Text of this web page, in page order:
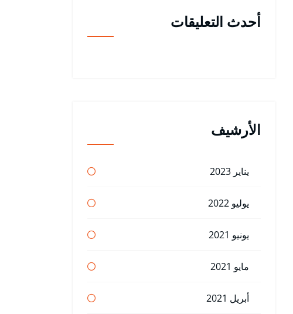
أحدث التعليقات
الأرشيف
يناير 2023
يوليو 2022
يونيو 2021
مايو 2021
أبريل 2021